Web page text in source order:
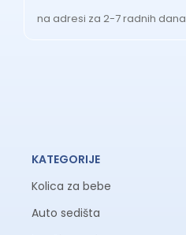
na adresi za 2-7 radnih dana
KATEGORIJE
Kolica za bebe
Auto sedišta